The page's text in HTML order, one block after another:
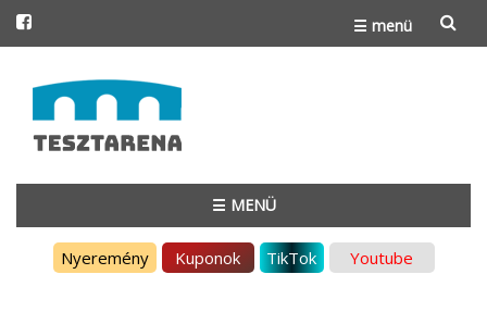
☰ menü
to
content
☰ MENÜ
Nyeremény Kuponok TikTok Youtube